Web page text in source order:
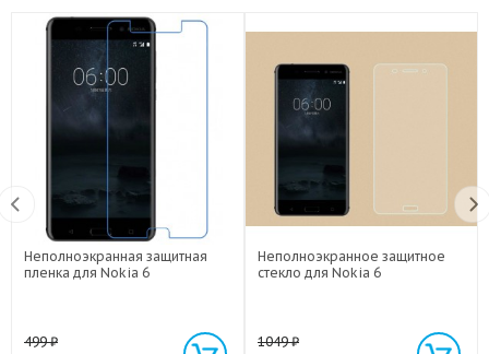
Неполноэкранная защитная
пленка для Nokia 6
499₽
Неполноэкранное защитное
стекло для Nokia 6
1049₽